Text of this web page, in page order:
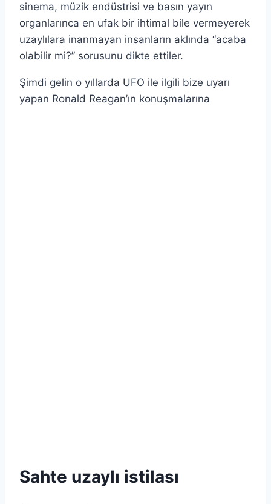
sinema, müzik endüstrisi ve basın yayın
organlarınca en ufak bir ihtimal bile vermeyerek
uzaylılara inanmayan insanların aklında “acaba
olabilir mi?” sorusunu dikte ettiler.
Şimdi gelin o yıllarda UFO ile ilgili bize uyarı
yapan Ronald Reagan’ın konuşmalarına
Sahte uzaylı istilası